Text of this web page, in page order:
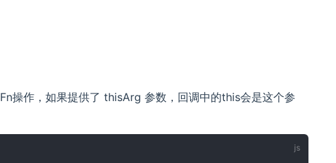
作，如果提供了 thisArg 参数，回调中的this会是这个参